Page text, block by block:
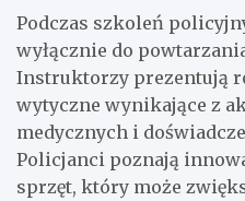
Podczas szkoleń
wyłącznie do
Instruktorzy prezentują
wytyczne wynikające z
medycznych i
Policjanci poznają
sprzęt, który może